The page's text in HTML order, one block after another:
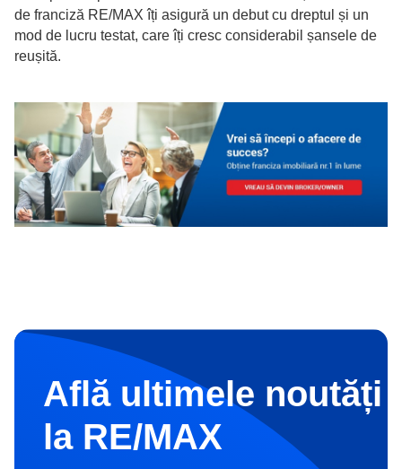
de franciză RE/MAX îți asigură un debut cu dreptul și un
mod de lucru testat, care îți cresc considerabil șansele de
reușită.
Află ultimele noutăți
la RE/MAX